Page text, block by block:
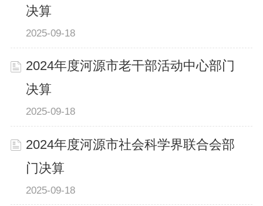
决算
2025-09-18
2024年度河源市老干部活动中心部门
决算
2025-09-18
2024年度河源市社会科学界联合会部
门决算
2025-09-18